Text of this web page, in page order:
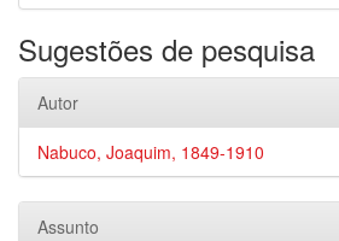
Sugestões de pesquisa
Autor
Nabuco, Joaquim, 1849-1910
Assunto